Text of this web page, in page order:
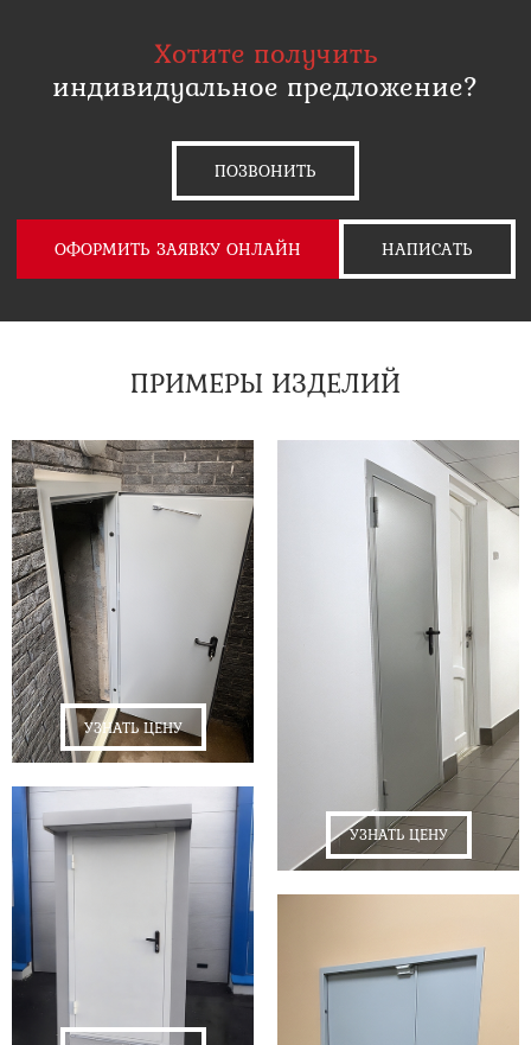
Хотите получить
индивидуальное предложение?
ПОЗВОНИТЬ
ОФОРМИТЬ ЗАЯВКУ ОНЛАЙН НАПИСАТЬ
ПРИМЕРЫ ИЗДЕЛИЙ
УЗНАТЬ ЦЕНУ
УЗНАТЬ ЦЕНУ